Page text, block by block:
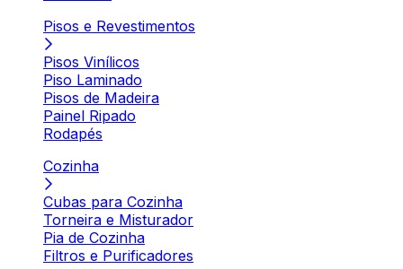
Pisos e Revestimentos
Pisos Vinílicos
Piso Laminado
Pisos de Madeira
Painel Ripado
Rodapés
Cozinha
Cubas para Cozinha
Torneira e Misturador
Pia de Cozinha
Filtros e Purificadores